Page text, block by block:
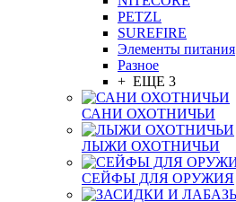
PETZL
SUREFIRE
Элементы питания
Разное
+ ЕЩЕ 3
САНИ ОХОТНИЧЬИ
ЛЫЖИ ОХОТНИЧЬИ
СЕЙФЫ ДЛЯ ОРУЖИЯ